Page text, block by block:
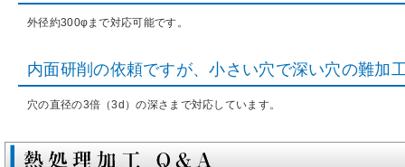
外径約300φまで対応可能です。
内面研削の依頼ですが、小さい穴で深い穴の難加
穴の直径の3倍（3d）の深さまで対応しています。